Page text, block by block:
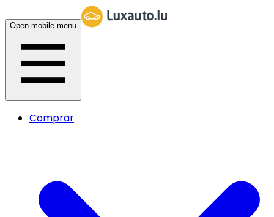
Open mobile menu
Comprar